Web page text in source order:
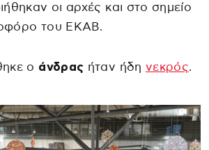
οι αρχές και στο σημείο
του ΕΚΑΒ.
ο άνδρας ήταν ήδη νεκρός.